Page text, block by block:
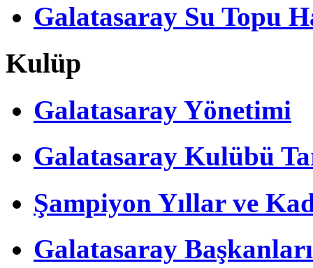
Galatasaray Su Topu
Kulüp
Galatasaray Yönetimi
Galatasaray Kulübü
Şampiyon Yıllar ve
Galatasaray Başkanları